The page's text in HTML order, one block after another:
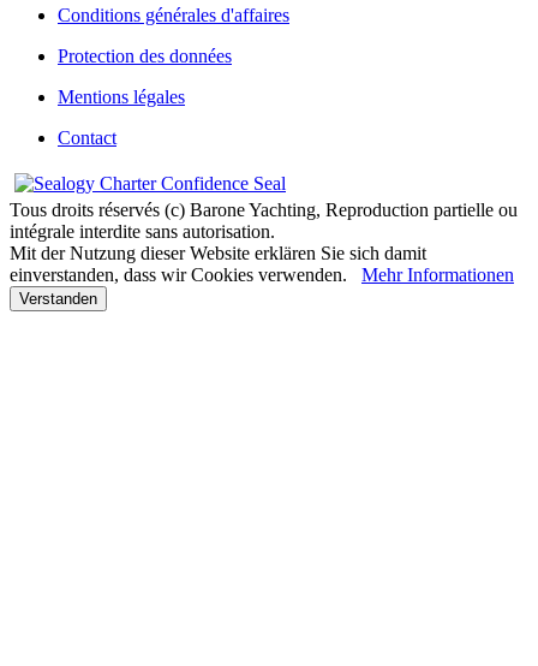
Conditions générales d'affaires
Protection des données
Mentions légales
Contact
Tous droits réservés (c) Barone Yachting, Reproduction partielle ou
intégrale interdite sans autorisation.
Mit der Nutzung dieser Website erklären Sie sich damit
einverstanden, dass wir Cookies verwenden. Mehr Informationen
Verstanden